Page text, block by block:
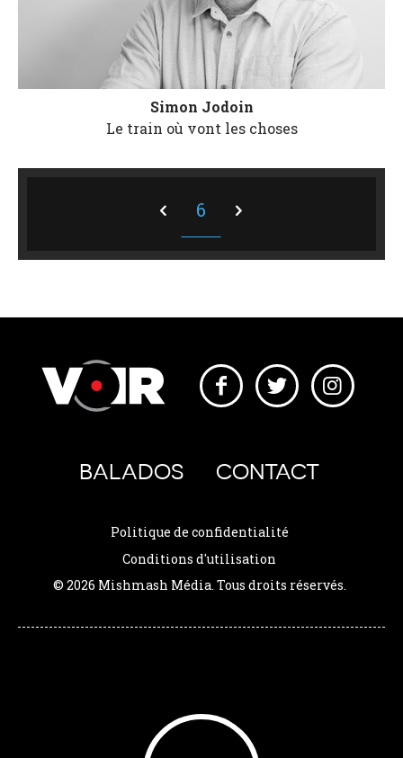
Simon Jodoin
Le train où vont les choses
6
BALADOS CONTACT
Politique de confidentialité
Conditions d'utilisation
© 2026 Mishmash Média. Tous droits réservés.